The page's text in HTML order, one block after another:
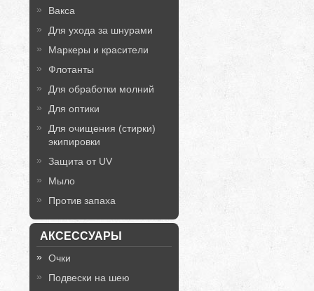
Вакса
Для ухода за шнурами
Маркеры и красители
Флотанты
Для обработки молний
Для оптики
Для очищения (стирки)
экипировки
Защита от UV
Мыло
Против запаха
АКСЕССУАРЫ
Очки
Подвески на шею